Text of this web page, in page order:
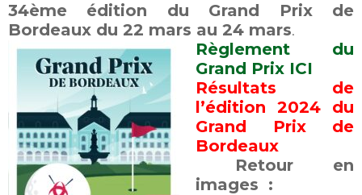
34ème édition du Grand Prix de
Bordeaux du 22 mars au 24 mars.
Règlement du
Grand Prix ICI
Résultats de
l’édition 2024 du
Grand Prix de
Bordeaux
Retour en
images :